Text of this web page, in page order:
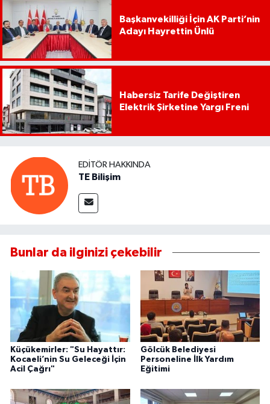
Başkanvekilliği İçin AK Parti’nin
Adayı Hayrettin Ünlü
Habersiz Tarife Değiştiren
Elektrik Şirketine Yargı Freni
EDITÖR HAKKINDA
TE Bilişim
Bunlar da ilginizi çekebilir
Küçükemirler: "Su Hayattır:
Kocaeli’nin Su Geleceği İçin
Acil Çağrı"
Gölcük Belediyesi
Personeline İlk Yardım
Eğitimi